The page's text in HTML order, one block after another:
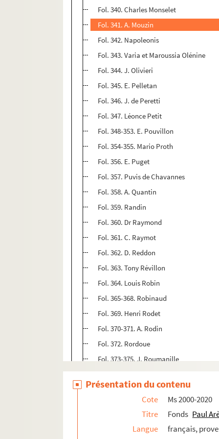
Fol. 340. Charles Monselet
Fol. 341. A. Mouzin
Fol. 342. Napoleonis
Fol. 343. Varia et Maroussia Olénine
Fol. 344. J. Olivieri
Fol. 345. E. Pelletan
Fol. 346. J. de Peretti
Fol. 347. Léonce Petit
Fol. 348-353. E. Pouvillon
Fol. 354-355. Mario Proth
Fol. 356. E. Puget
Fol. 357. Puvis de Chavannes
Fol. 358. A. Quantin
Fol. 359. Randin
Fol. 360. Dr Raymond
Fol. 361. C. Raymot
Fol. 362. D. Reddon
Fol. 363. Tony Révillon
Fol. 364. Louis Robin
Fol. 365-368. Robinaud
Fol. 369. Henri Rodet
Fol. 370-371. A. Rodin
Fol. 372. Rordoue
Fol. 373-375. J. Roumanille
Fol. 376-377. Roumieux
Fol. 378. R. Rousseil
Fol. 379. A. Roux
Fol. 380. Saint-Martin
Fol. 381. Séménon
Présentation du contenu
Cote
Ms 2000-2020
Titre
Fonds Paul
Langue
français,